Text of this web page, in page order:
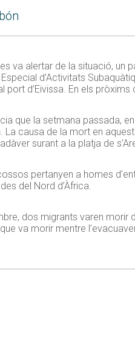
va alertar de la situació, un
d’Activitats
port d’Eivissa. En els
que la setmana passada,
La causa de la mort en
surant a la platja de
pertanyen a homes
del Nord d’Àfrica.
dos migrants varen
va morir mentre